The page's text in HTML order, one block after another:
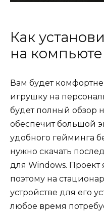
Как
на
Вам будет
игрушку на
будет полный обзор
обеспечит большой
удобного гейминга
нужно скачать
для Windows.
поэтому на
устройстве для его
любое время